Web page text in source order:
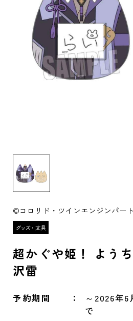
©コロリド・ツインエンジンパー
超かぐや姫！ よう
沢雷
予約期間
～2026年
で